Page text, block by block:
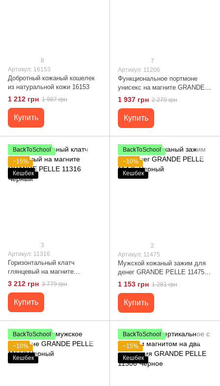
8
Артикул: 16153
Добротный кожаный кошелек
из натуральной кожи 16153
1 212 грн 1 987 грн
Купить
7
Артикул: 11206
Функциональное портмоне
унисекс на магните GRANDE
PELLE 11206 Черное
1 937 грн 2 279 грн
Купить
BackToSchool
−15%
Кешбек
3
Артикул: 11316
Горизонтальный клатч
глянцевый на магните
GRANDE PELLE 11316 Черный
3 212 грн 3 779 грн
Купить
BackToSchool
−10%
Кешбек
2
Артикул: 11475
Мужской кожаный зажим для
денег GRANDE PELLE 11475
Черный
1 153 грн 1 281 грн
Купить
BackToSchool
−10%
Кешбек
BackToSchool
−15%
Кешбек